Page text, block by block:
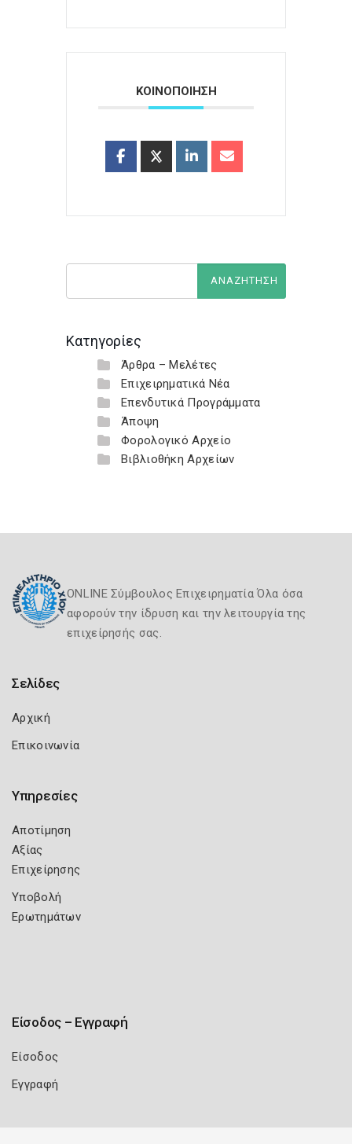
ΚΟΙΝΟΠΟΙΗΣΗ
Κατηγορίες
Άρθρα – Μελέτες
Επιχειρηματικά Νέα
Επενδυτικά Προγράμματα
Άποψη
Φορολογικό Αρχείο
Βιβλιοθήκη Αρχείων
ONLINE Σύμβουλος Επιχειρηματία Όλα όσα
αφορούν την ίδρυση και την λειτουργία της
επιχείρησής σας.
Σελίδες
Αρχική
Επικοινωνία
Υπηρεσίες
Αποτίμηση
Αξίας
Επιχείρησης
Υποβολή
Ερωτημάτων
Είσοδος – Εγγραφή
Είσοδος
Εγγραφή